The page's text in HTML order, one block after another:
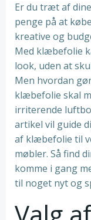
Er du træt af
penge på at
kreative og
Med klæbefolie
look, uden at
Men hvordan
klæbefolie skal
irriterende
artikel vil guide
af klæbefolie til
møbler. Så find
komme i gang
til noget nyt og